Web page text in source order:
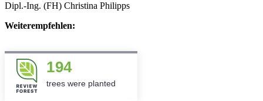
Dipl.-Ing. (FH) Christina Philipps
Weiterempfehlen:
194
trees were planted